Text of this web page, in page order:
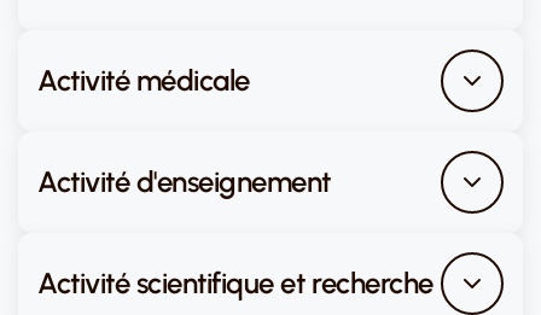
Activité médicale
Activité d'enseignement
Activité scientifique et recherche